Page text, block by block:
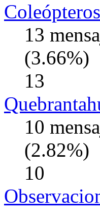
13
(3.66%)
13
10
(2.82%)
10